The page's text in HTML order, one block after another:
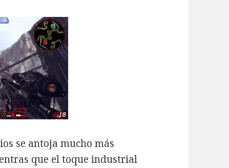
se antoja mucho más
que el toque industrial